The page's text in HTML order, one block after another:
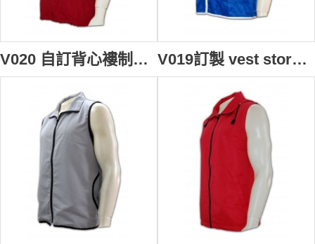
V020 自訂背心褸制服 設計男背心外套款式 宗教選舉 廟會寄付 背心外套製衣廠HK V019訂製 vest store 背心男 vest company 訂購團體背心褸 製造背心外套專門店